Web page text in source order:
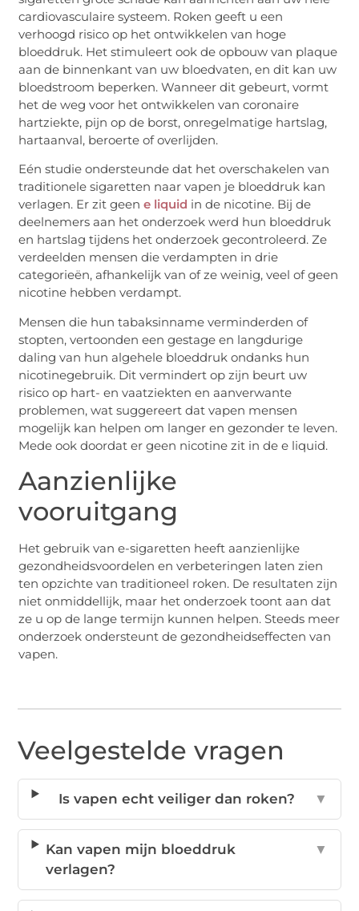
cardiovasculaire systeem. Roken geeft u een
verhoogd risico op het ontwikkelen van hoge
bloeddruk. Het stimuleert ook de opbouw van plaque
aan de binnenkant van uw bloedvaten, en dit kan uw
bloedstroom beperken. Wanneer dit gebeurt, vormt
het de weg voor het ontwikkelen van coronaire
hartziekte, pijn op de borst, onregelmatige hartslag,
hartaanval, beroerte of overlijden.
Eén studie ondersteunde dat het overschakelen van
traditionele sigaretten naar vapen je bloeddruk kan
verlagen. Er zit geene liquid in de nicotine. Bij de
deelnemers aan het onderzoek werd hun bloeddruk
en hartslag tijdens het onderzoek gecontroleerd. Ze
verdeelden mensen die verdampten in drie
categorieën, afhankelijk van of ze weinig, veel of geen
nicotine hebben verdampt.
Mensen die hun tabaksinname verminderden of
stopten, vertoonden een gestage en langdurige
daling van hun algehele bloeddruk ondanks hun
nicotinegebruik. Dit vermindert op zijn beurt uw
risico op hart- en vaatziekten en aanverwante
problemen, wat suggereert dat vapen mensen
mogelijk kan helpen om langer en gezonder te leven.
Mede ook doordat er geen nicotine zit in de e liquid.
Aanzienlijke
vooruitgang
Het gebruik van e-sigaretten heeft aanzienlijke
gezondheidsvoordelen en verbeteringen laten zien
ten opzichte van traditioneel roken. De resultaten zijn
niet onmiddellijk, maar het onderzoek toont aan dat
ze u op de lange termijn kunnen helpen. Steeds meer
onderzoek ondersteunt de gezondheidseffecten van
vapen.
Veelgestelde vragen
Is vapen echt veiliger dan roken? ▼
Kan vapen mijn bloeddruk
verlagen?
▼